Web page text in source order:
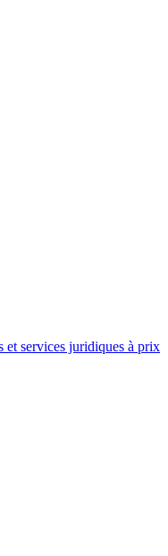
et services juridiques à prix